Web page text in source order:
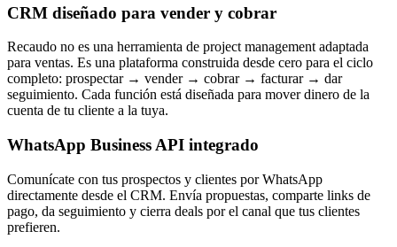
CRM diseñado para vender y cobrar
Recaudo no es una herramienta de project management adaptada
para ventas. Es una plataforma construida desde cero para el ciclo
completo: prospectar → vender → cobrar → facturar → dar
seguimiento. Cada función está diseñada para mover dinero de la
cuenta de tu cliente a la tuya.
WhatsApp Business API integrado
Comunícate con tus prospectos y clientes por WhatsApp
directamente desde el CRM. Envía propuestas, comparte links de
pago, da seguimiento y cierra deals por el canal que tus clientes
prefieren.